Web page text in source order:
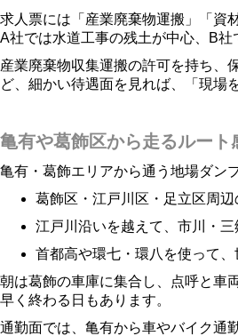
求人票には「産業廃棄物運搬」「資
A社では水道工事の残土が中心、B社
産業廃棄物収集運搬の許可を持ち、
ど、細かい待遇面を見れば、「現場
亀有や葛飾区から走るルート
亀有・葛飾エリアから通う地場ダン
葛飾区・江戸川区・足立区周
江戸川沿いを越えて、市川・
首都高や環七・環八を使って
朝は葛飾の車庫に集合し、点呼と車
早く終わる日もあります。
通勤面では、亀有から車やバイク通